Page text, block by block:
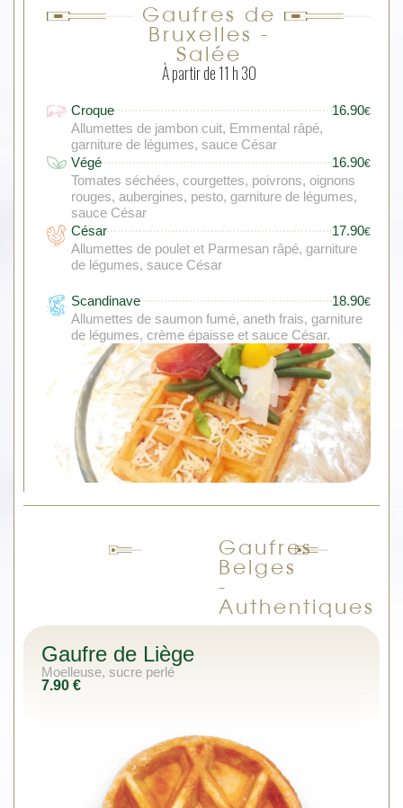
Gaufres de
Bruxelles -
Salée
À partir de 11 h 30
Croque 16.90€
Allumettes de jambon cuit, Emmental râpé,
garniture de légumes, sauce César
Végé
16.90€
Tomates séchées, courgettes, poivrons, oignons
rouges, aubergines, pesto, garniture de légumes,
sauce César
César
17.90€
Allumettes de poulet et Parmesan râpé, garniture
de légumes, sauce César
Scandinave 18.90€
Allumettes de saumon fumé, aneth frais, garniture
de légumes, crème épaisse et sauce César.
Gaufres
Belges
-
Authentiques
Gaufre de Liège
Moelleuse, sucre perlé
7.90 €